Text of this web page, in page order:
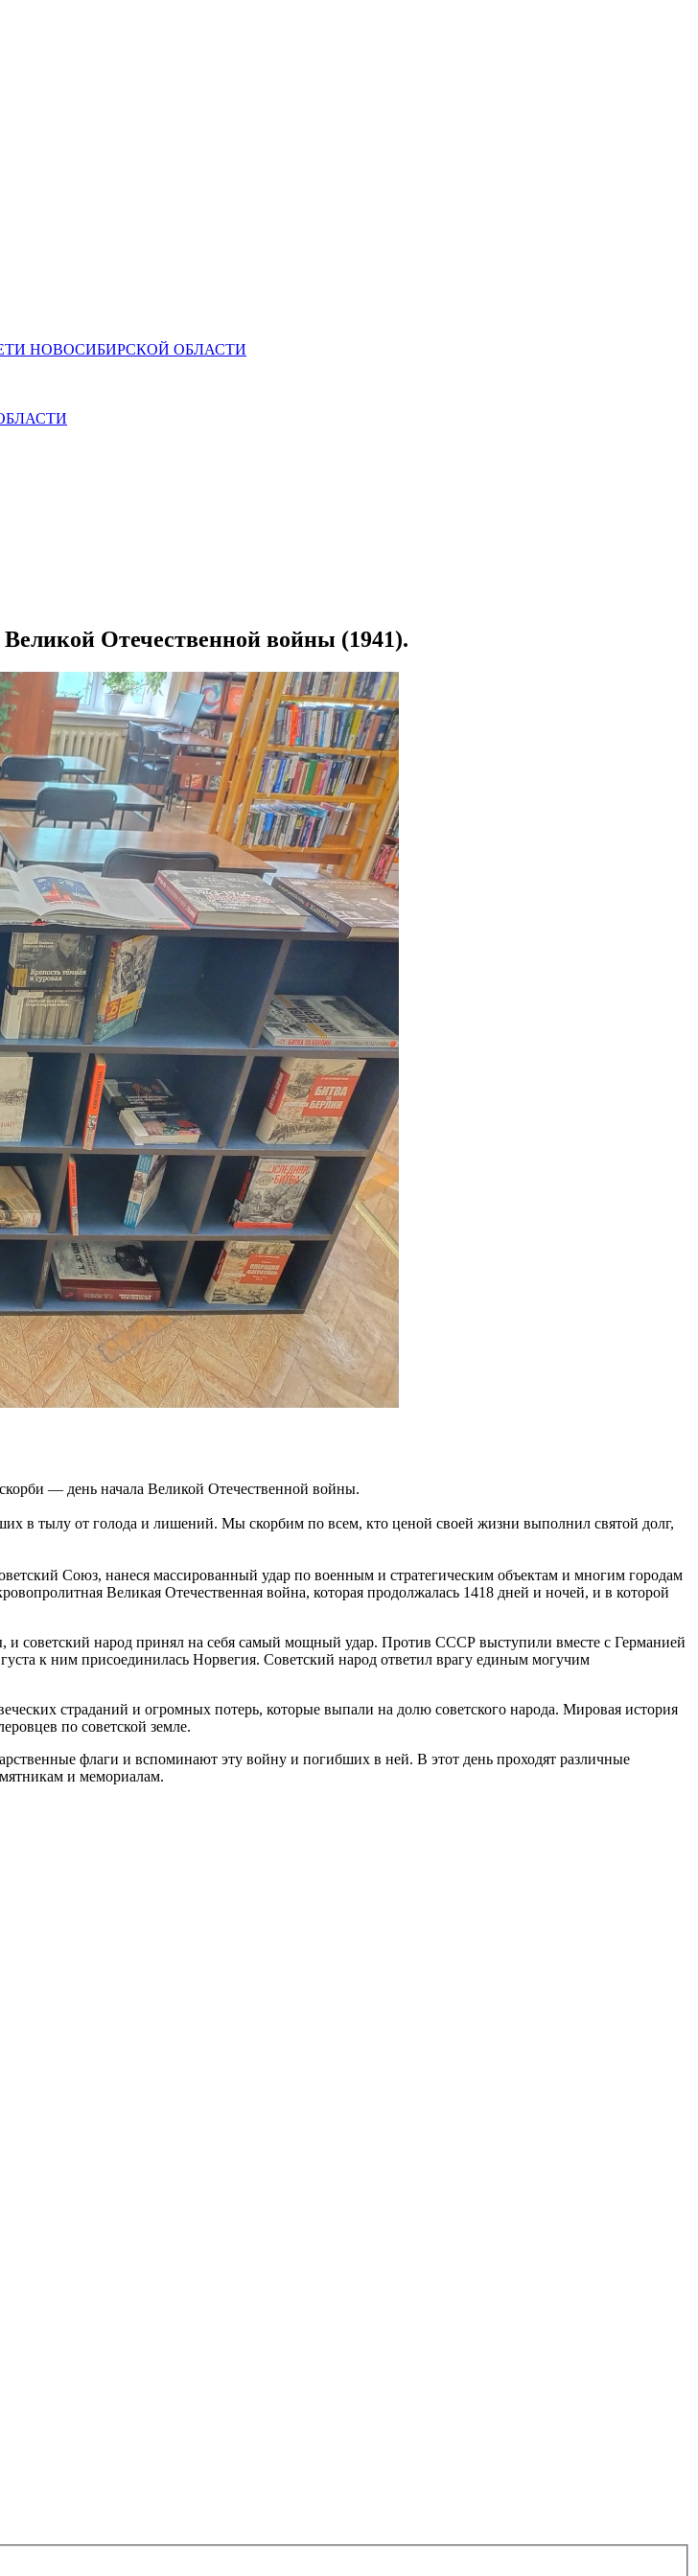
НОВОСИБИРСКОЙ ОБЛАСТИ
Отечественной войны (1941).
— день начала Великой Отечественной войны.
в тылу от голода и лишений. Мы скорбим по всем, кто ценой своей жизни выполнил святой долг,
Союз, нанеся массированный удар по военным и стратегическим объектам и многим городам
Великая Отечественная война, которая продолжалась 1418 дней и ночей, и в которой
советский народ принял на себя самый мощный удар. Против СССР выступили вместе с Германией
к ним присоединилась Норвегия. Советский народ ответил врагу единым могучим
страданий и огромных потерь, которые выпали на долю советского народа. Мировая история
по советской земле.
флаги и вспоминают эту войну и погибших в ней. В этот день проходят различные
и мемориалам.